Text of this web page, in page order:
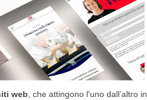
web, che attingono l'uno dall’altro in